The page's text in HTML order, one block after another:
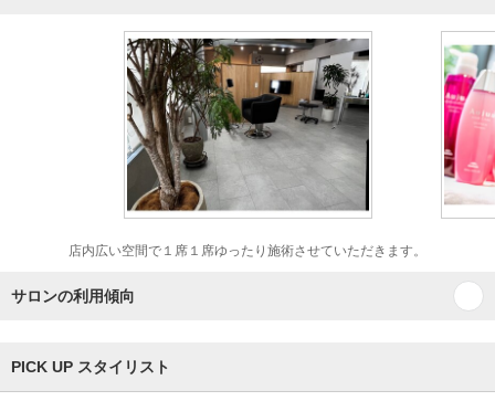
店内広い空間で１席１席ゆったり施術させていただきます。
サロンの利用傾向
PICK UP スタイリスト